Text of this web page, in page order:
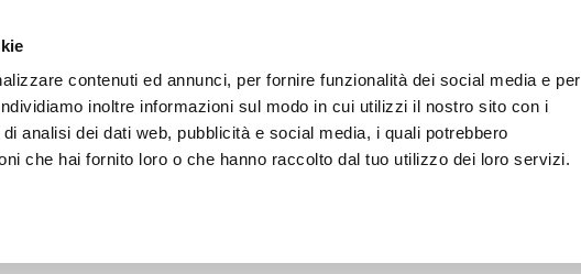
contenuti ed annunci, per fornire funzionalità dei social media e per
inoltre informazioni sul modo in cui utilizzi il nostro sito con i
analisi dei dati web, pubblicità e social media, i quali potrebbero
che hai fornito loro o che hanno raccolto dal tuo utilizzo dei loro servizi.
Verkaufsstelle in Trapani zu finden.